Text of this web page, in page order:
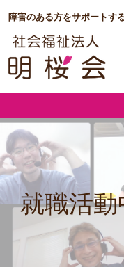
障害のある方をサポートす
就職活